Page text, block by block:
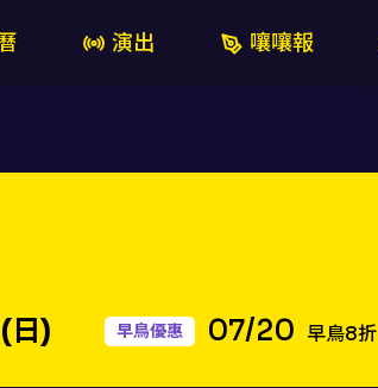
演出 嚷嚷報
日) 早鳥優惠 07/20 早鳥8折